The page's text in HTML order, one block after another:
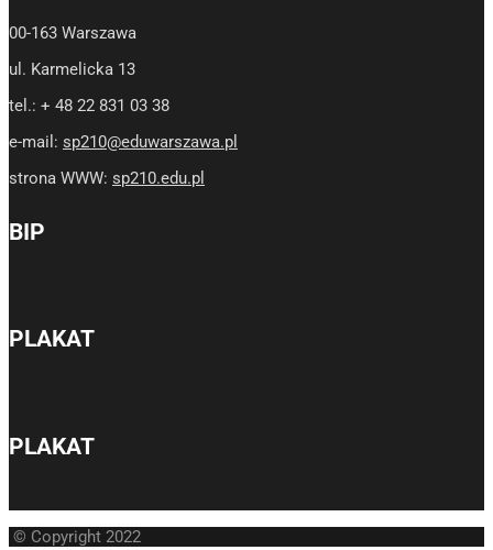
00-163 Warszawa
ul. Karmelicka 13
tel.: + 48 22 831 03 38
e-mail: sp210@eduwarszawa.pl
strona WWW: sp210.edu.pl
BIP
PLAKAT
PLAKAT
© Copyright 2022